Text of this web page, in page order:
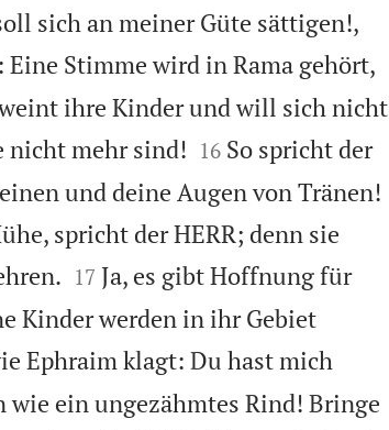
sich an meiner Güte sättigen!,
Eine Stimme wird in Rama gehört,
ihre Kinder und will sich nicht
nicht mehr sind!
16 So spricht der
und deine Augen von Tränen!
spricht der HERR; denn sie

17 Ja, es gibt Hoffnung für
Kinder werden in ihr Gebiet
Ephraim klagt: Du hast mich
ein ungezähmtes Rind! Bringe